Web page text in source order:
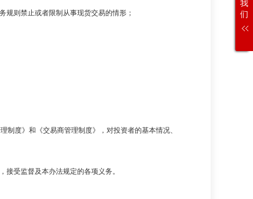
规则禁止或者限制从事现货交易的情形；
度》和《交易商管理制度》，对投资者的基本情况、
受监督及本办法规定的各项义务。
我
们